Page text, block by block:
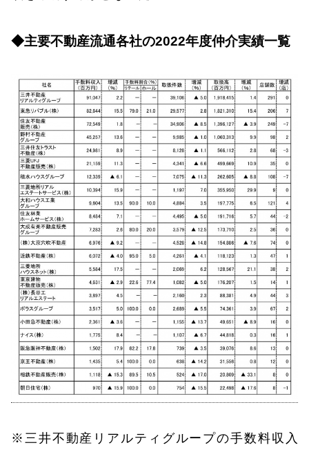
◆主要不動産流通各社の2022年度仲介実績一覧
※三井不動産リアルティグループの手数料収入